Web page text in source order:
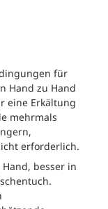
für
Hand zu Hand
eine Erkältung
mehrmals
erforderlich.
besser in